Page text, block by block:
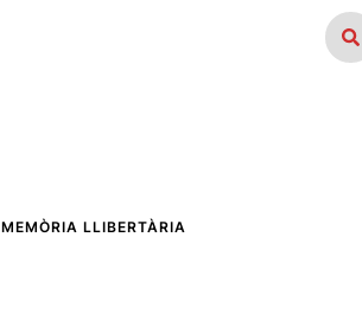
MEMÒRIA LLIBERTÀRIA